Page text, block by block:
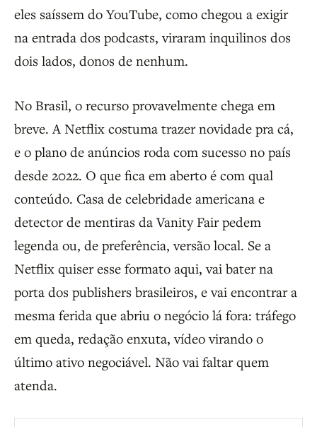
eles saíssem do YouTube, como chegou a exigir
na entrada dos podcasts, viraram inquilinos dos
dois lados, donos de nenhum.
No Brasil, o recurso provavelmente chega em
breve. A Netflix costuma trazer novidade pra cá,
e o plano de anúncios roda com sucesso no país
desde 2022. O que fica em aberto é com qual
conteúdo. Casa de celebridade americana e
detector de mentiras da Vanity Fair pedem
legenda ou, de preferência, versão local. Se a
Netflix quiser esse formato aqui, vai bater na
porta dos publishers brasileiros, e vai encontrar a
mesma ferida que abriu o negócio lá fora: tráfego
em queda, redação enxuta, vídeo virando o
último ativo negociável. Não vai faltar quem
atenda.